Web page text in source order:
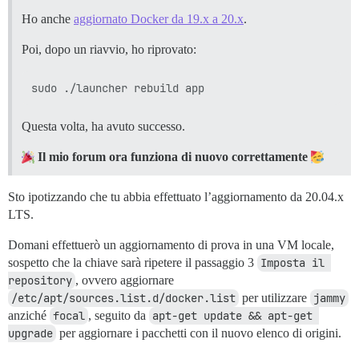
Ho anche aggiornato Docker da 19.x a 20.x.
Poi, dopo un riavvio, ho riprovato:
Questa volta, ha avuto successo.
Il mio forum ora funziona di nuovo correttamente
Sto ipotizzando che tu abbia effettuato l’aggiornamento da 20.04.x
LTS.
Domani effettuerò un aggiornamento di prova in una VM locale,
sospetto che la chiave sarà ripetere il passaggio 3 Imposta il
repository , ovvero aggiornare
/etc/apt/sources.list.d/docker.list per utilizzare jammy
anziché focal , seguito da apt-get update && apt-get
upgrade per aggiornare i pacchetti con il nuovo elenco di origini.